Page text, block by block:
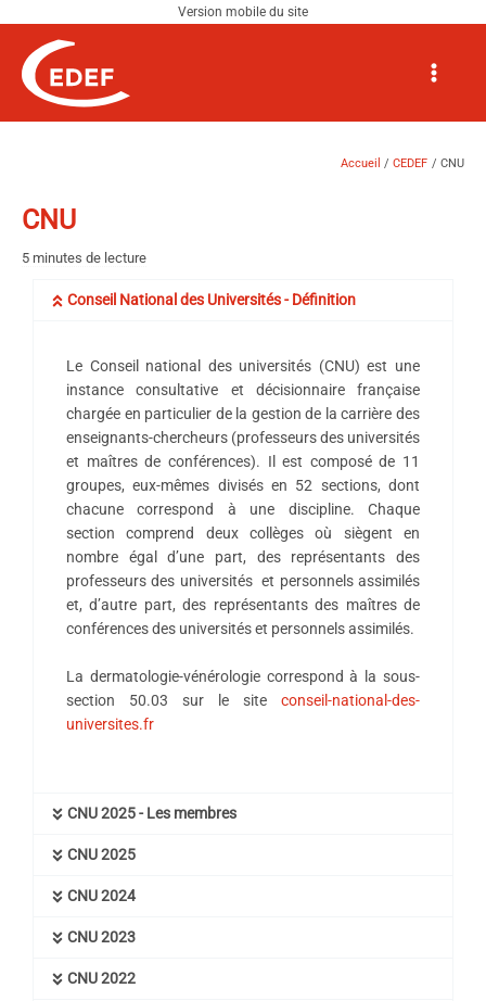
contenu
Menu
Accueil CEDEF CNU
CNU
5 minutes de lecture
Conseil National des Universités - Définition
Le Conseil national des universités (CNU) est une
instance consultative et décisionnaire française
chargée en particulier de la gestion de la carrière des
enseignants-chercheurs (professeurs des universités
et maîtres de conférences). Il est composé de 11
groupes, eux-mêmes divisés en 52 sections, dont
chacune correspond à une discipline. Chaque
section comprend deux collèges où siègent en
nombre égal d’une part, des représentants des
professeurs des universités et personnels assimilés
et, d’autre part, des représentants des maîtres de
conférences des universités et personnels assimilés.
La dermatologie-vénérologie correspond à la sous-
section 50.03 sur le site conseil-national-des-
universites.fr
CNU 2025 - Les membres
CNU 2025
CNU 2024
CNU 2023
CNU 2022
des
articles